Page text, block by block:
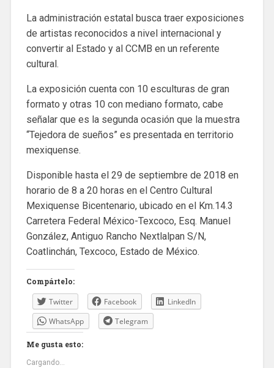
La administración estatal busca traer exposiciones
de artistas reconocidos a nivel internacional y
convertir al Estado y al CCMB en un referente
cultural.
La exposición cuenta con 10 esculturas de gran
formato y otras 10 con mediano formato, cabe
señalar que es la segunda ocasión que la muestra
“Tejedora de sueños” es presentada en territorio
mexiquense.
Disponible hasta el 29 de septiembre de 2018 en
horario de 8 a 20 horas en el Centro Cultural
Mexiquense Bicentenario, ubicado en el Km.14.3
Carretera Federal México-Texcoco, Esq. Manuel
González, Antiguo Rancho Nextlalpan S/N,
Coatlinchán, Texcoco, Estado de México.
Compártelo:
Twitter Facebook
LinkedIn
WhatsApp
Telegram
Me gusta esto:
Cargando...